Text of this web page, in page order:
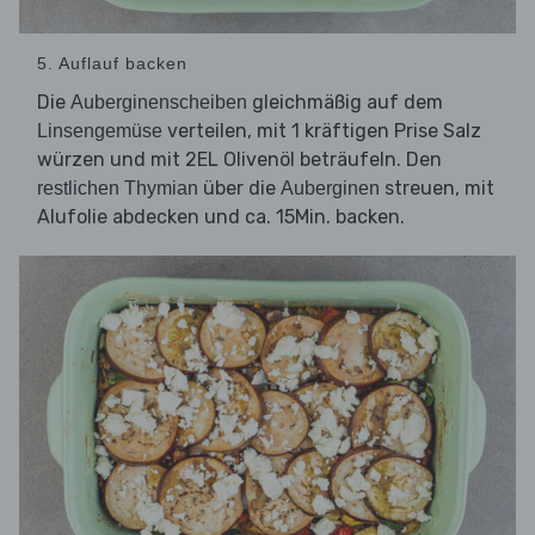
5. Auflauf backen
Die Auberginenscheiben gleichmäßig auf dem
Linsengemüse verteilen, mit 1 kräftigen Prise Salz
würzen und mit 2EL Olivenöl beträufeln. Den
restlichen Thymian über die Auberginen streuen, mit
Alufolie abdecken und ca. 15Min. backen.